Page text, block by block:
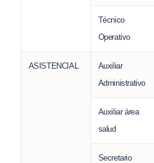
Técnico
Operativo
ASISTENCIAL
Auxiliar
Administrativo
Auxiliar área
salud
Secretario